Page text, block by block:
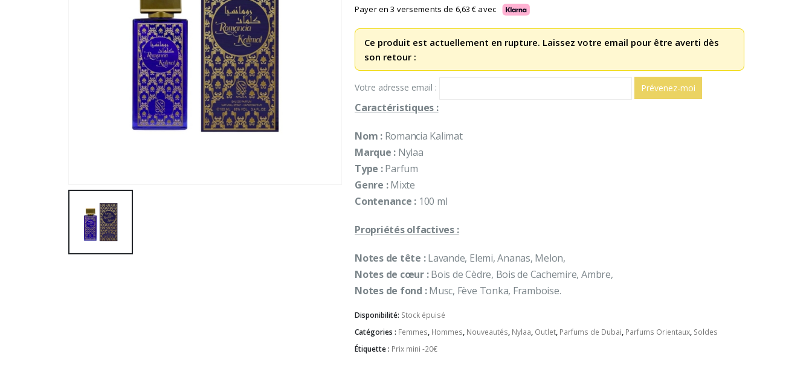
initial
était :
29,90 €.
actuel
est :
19,90 €.
Payer en 3 versements de 6,63€ avec
Ce produit est actuellement en rupture. Laissez votre email pour être averti dès
son retour :
Votre adresse email :
Caractéristiques :
Nom :Romancia Kalimat
Marque : Nylaa
Type :Parfum
Genre :Mixte
Contenance : 100 ml
Propriétés olfactives :
Notes de tête :Lavande, Elemi, Ananas, Melon,
Notes de cœur :Bois de Cèdre, Bois de Cachemire, Ambre,
Notes de fond :Musc, Fève Tonka, Framboise.
Disponibilité: Stock épuisé
Catégories : Femmes, Hommes, Nouveautés, Nylaa, Outlet, Parfums de Dubai, Parfums Orientaux, Soldes
Étiquette : Prix mini -20€